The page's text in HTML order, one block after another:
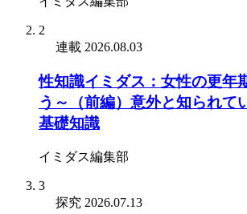
2
連載 2026.08.03
性知識イミダス：女性の更年
う～（前編）意外と知られて
基礎知識
イミダス編集部
3
探究 2026.07.13